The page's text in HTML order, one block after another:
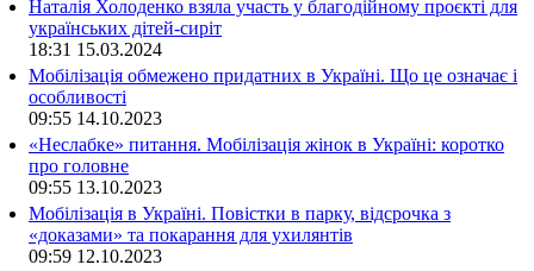
Наталія Холоденко взяла участь у благодійному проєкті для
українських дітей-сиріт
18:31 15.03.2024
Мобілізація обмежено придатних в Україні. Що це означає і
особливості
09:55 14.10.2023
«Неслабке» питання. Мобілізація жінок в Україні: коротко
про головне
09:55 13.10.2023
Мобілізація в Україні. Повістки в парку, відсрочка з
«доказами» та покарання для ухилянтів
09:59 12.10.2023